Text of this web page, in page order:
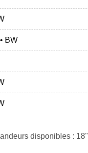
BW
disponibles : 18"